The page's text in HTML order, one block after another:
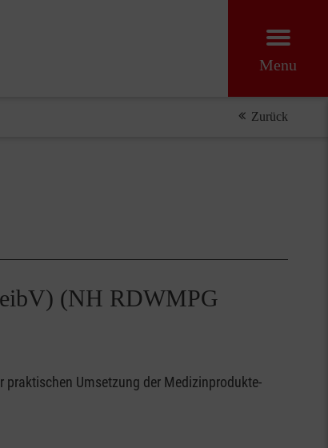
Menu
Zurück
(NH RDWMPG
Umsetzung der Medizinprodukte-